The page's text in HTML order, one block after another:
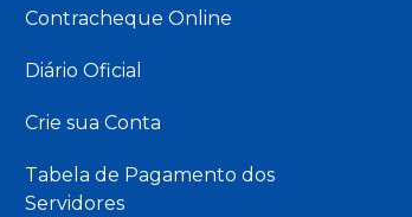
Contracheque Online
Diário Oficial
Crie sua Conta
Tabela de Pagamento dos
Servidores